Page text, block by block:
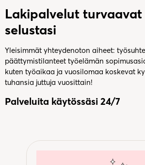
Lakipalvelut turvaavat
selustasi
Yleisimmät yhteydenoton aiheet:
päättymistilanteet työelämän
kuten työaikaa ja vuosilomaa koskevat
tuhansia juttuja vuosittain!
Palveluita käytössäsi 24/7